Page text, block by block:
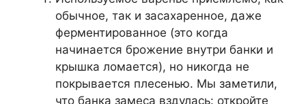
обычное, так и засахаренное, даже
ферментированное (это когда
начинается брожение внутри банки и
крышка ломается), но никогда не
покрывается плесенью. Мы заметили,
что банка замеса вздулась: откройте